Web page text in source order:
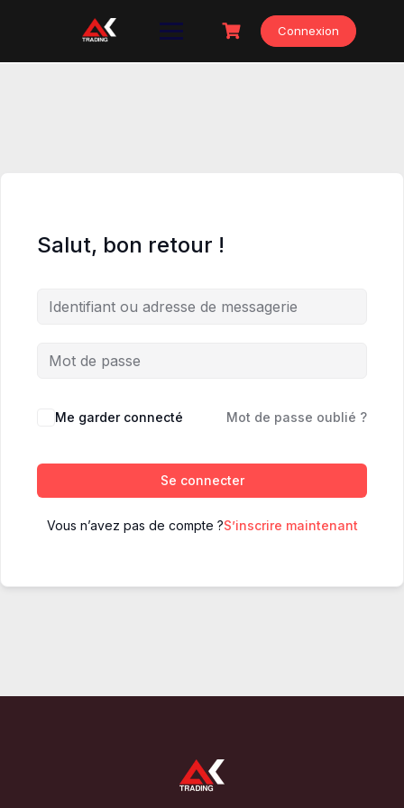
Connexion
Salut, bon retour !
Me garder connecté Mot de passe oublié ?
Se connecter
Vous n’avez pas de compte ?S’inscrire maintenant